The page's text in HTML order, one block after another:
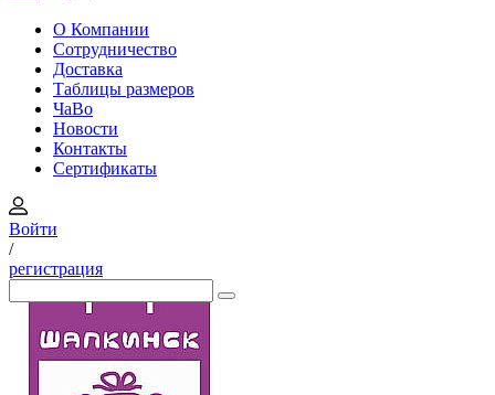
О Компании
Сотрудничество
Доставка
Таблицы размеров
ЧаВо
Новости
Контакты
Сертификаты
Войти
/
регистрация